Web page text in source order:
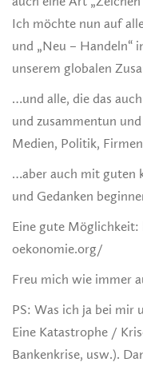
Ich möchte nun auf
und „Neu – Handeln“
unserem globalen
…und alle, die das
und zusammentun
Medien, Politik,
…aber auch mit guten
und Gedanken
Eine gute
oekonomie.org/
Freu mich wie immer
PS: Was ich ja bei mir
Eine Katastrophe /
Bankenkrise, usw.).